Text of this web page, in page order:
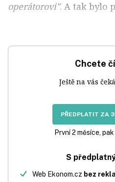
operátorovi". A tak bylo
Chcete
Ještě na vás
PŘEDPLATIT ZA
První 2 měsíce,
S
Web Ekonom.cz bez